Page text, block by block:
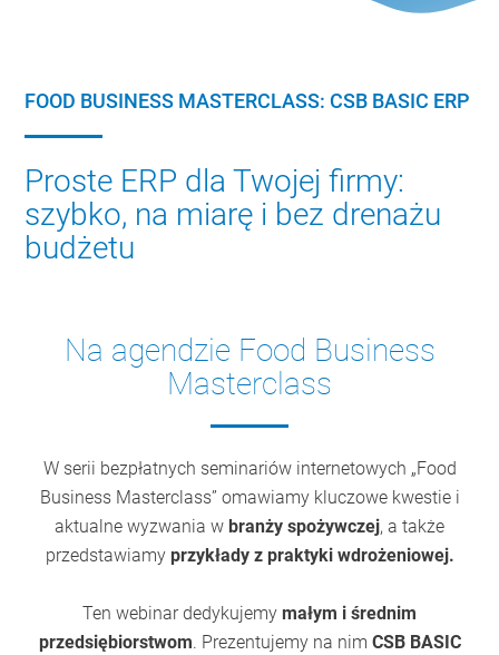
FOOD BUSINESS MASTERCLASS: CSB BASIC ERP
Proste ERP dla Twojej firmy:
szybko, na miarę i bez drenażu
budżetu
Na agendzie Food Business
Masterclass
W serii bezpłatnych seminariów internetowych „Food
Business Masterclass” omawiamy kluczowe kwestie i
aktualne wyzwania w branży spożywczej, a także
przedstawiamy przykłady z praktyki wdrożeniowej.
Ten webinar dedykujemy małym i średnim
przedsiębiorstwom. Prezentujemy na nim CSB BASIC